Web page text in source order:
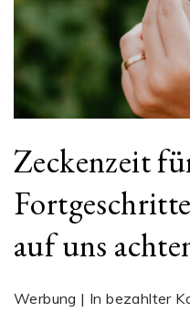
Zeckenzeit
auf uns
Werbung | In bezahlter